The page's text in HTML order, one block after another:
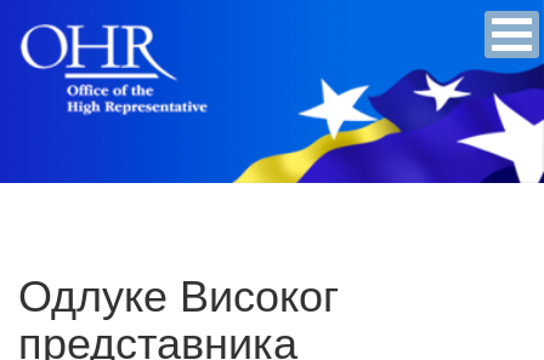
Одлуке Високог
представника